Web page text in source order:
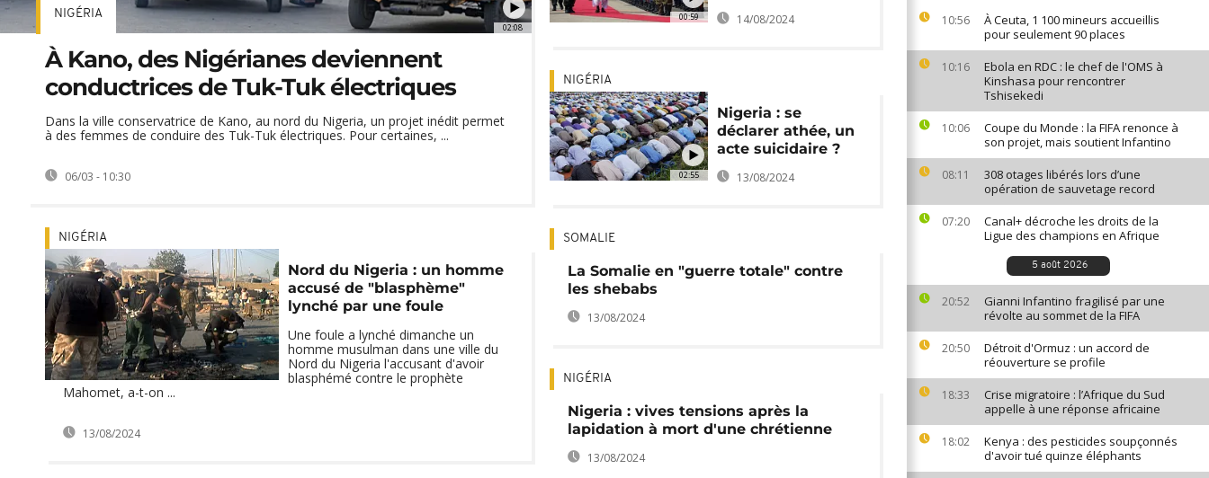
10:56
À Ceuta, 1 100 mineurs accueillis
pour seulement 90 places
10:16
Ebola en RDC : le chef de l'OMS à
Kinshasa pour rencontrer
Tshisekedi
10:06
Coupe du Monde : la FIFA renonce à
son projet, mais soutient Infantino
08:11
308 otages libérés lors d’une
opération de sauvetage record
07:20
Canal+ décroche les droits de la
Ligue des champions en Afrique
5 août 2026
20:52
Gianni Infantino fragilisé par une
révolte au sommet de la FIFA
20:50
Détroit d'Ormuz : un accord de
réouverture se profile
18:33
Crise migratoire : l’Afrique du Sud
appelle à une réponse africaine
18:02
Kenya : des pesticides soupçonnés
d'avoir tué quinze éléphants
02:08
NIGÉRIA
À Kano, des Nigérianes deviennent
conductrices de Tuk-Tuk électriques
Dans la ville conservatrice de Kano, au nord du Nigeria, un projet inédit permet
à des femmes de conduire des Tuk-Tuk électriques. Pour certaines, ...
06/03 - 10:30
NIGÉRIA
Nord du Nigeria : un homme
accusé de "blasphème"
lynché par une foule
Une foule a lynché dimanche un
homme musulman dans une ville du
Nord du Nigeria l'accusant d'avoir
blasphémé contre le prophète
Mahomet, a-t-on ...
13/08/2024
00:59 14/08/2024
02:55
NIGÉRIA
Nigeria : se
déclarer athée, un
acte suicidaire ?
13/08/2024
SOMALIE
La Somalie en "guerre totale" contre
les shebabs
13/08/2024
NIGÉRIA
Nigeria : vives tensions après la
lapidation à mort d'une chrétienne
13/08/2024